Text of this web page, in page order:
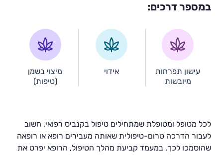
במספר דרכים:
עישון תפרחות
מיובשות
אידוי
מיצוי בשמן
(טיפות)
לכל מטופל ומטופלת שמתחילים טיפול בקנביס רפואי, חשוב
לעבור הדרכה טרום-טיפולית שאותה מעבירים רופא או רופאה
שהוסמכו לכך. במעמד קביעת מהלך הטיפול, הרופא יפרט את